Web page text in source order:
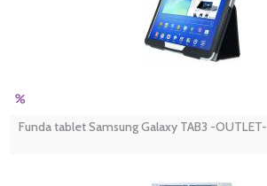
Funda tablet Samsung Galaxy TAB3 -OUTLET-